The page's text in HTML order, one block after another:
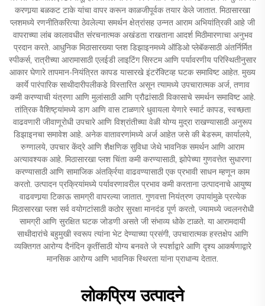
करणार्‍या बळकट टाके यांचा वापर करून काळजीपूर्वक तयार केले जातात. मिठासारखा
प्लशमध्ये रणनीतिकरित्या ठेवलेल्या समर्थन क्षेत्रांसह उन्नत आराम अभियांत्रिकी आहे जी
वापराच्या लांब कालावधीत संरचनात्मक अखंडता राखताना आदर्श मिठीमारणाचा अनुभव
प्रदान करते. आधुनिक मिठासारख्या प्लश डिझाइनमध्ये ऑडिओ प्लेबॅकसाठी अंतर्निर्मित
स्पीकर्स, रात्रीच्या आरामासाठी एलईडी लाइटिंग सिस्टम आणि पर्यावरणीय परिस्थितीनुसार
आकार घेणारे तापमान-नियंत्रित कापड यासारखे इंटरॅक्टिव्ह घटक समाविष्ट आहेत. मुख्य
कार्ये पारंपारिक साथीदारीपलीकडे विस्तारित असून त्यामध्ये उपचारात्मक अर्ज, तणाव
कमी करण्याची यंत्रणा आणि मुलांसाठी आणि प्रौढांसाठी विकासाचे समर्थन समाविष्ट आहे.
तांत्रिक वैशिष्ट्यांमध्ये डाग आणि वास टाळणारे धुवायला येणारे स्मार्ट कापड, स्वच्छता
वाढवणारी जीवाणूरोधी उपचारे आणि विश्रांतीच्या वेळी योग्य मुद्रा राखण्यासाठी अनुरूप
डिझाइनचा समावेश आहे. अनेक वातावरणांमध्ये अर्ज आहेत जसे की बेडरूम, कार्यालये,
रुग्णालये, उपचार केंद्रे आणि शैक्षणिक सुविधा जेथे भावनिक समर्थन आणि आराम
अत्यावश्यक आहे. मिठासारखा प्लश चिंता कमी करण्यासाठी, झोपेच्या गुणवत्तेत सुधारणा
करण्यासाठी आणि सामाजिक अंतर्क्रिया वाढवण्यासाठी एक प्रभावी साधन म्हणून काम
करतो. उत्पादन प्रक्रियांमध्ये पर्यावरणावरील प्रभाव कमी करताना उत्पादनाचे आयुष्य
वाढवणार्‍या टिकाऊ सामग्री वापरल्या जातात. गुणवत्ता नियंत्रण उपायांमुळे प्रत्येक
मिठासारखा प्लश सर्व वयोगटांसाठी कठोर सुरक्षा मानदंड पूर्ण करतो, ज्यामध्ये ज्वलनरोधी
सामग्री आणि सुरक्षित घटक जोडणी असते जी संभाव्य धोके टाळते. या आरामदायी
साथीदारांचे बहुमुखी स्वरूप त्यांना भेट देण्याच्या प्रसंगी, उपचारात्मक हस्तक्षेप आणि
व्यक्तिगत आरोग्य दैनंदिन कृतींसाठी योग्य बनवते जे स्पर्शाद्वारे आणि दृश्य आकर्षणाद्वारे
मानसिक आरोग्य आणि भावनिक स्थिरता यांना प्राधान्य देतात.
लोकप्रिय उत्पादने